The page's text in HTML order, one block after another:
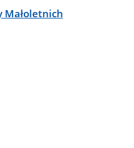
Małoletnich